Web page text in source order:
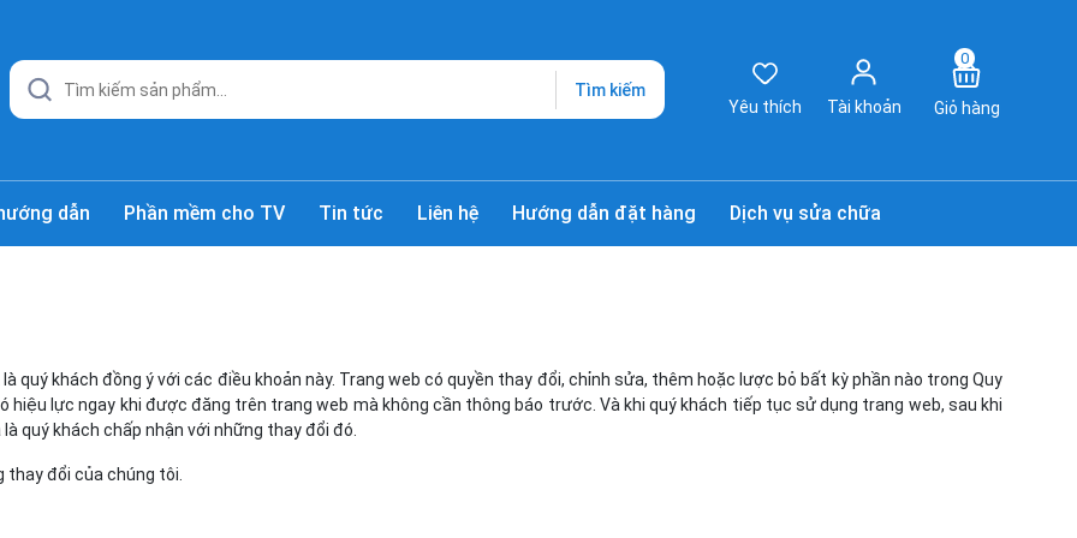
Tìm kiếm
Yêu thích
Tài khoản
0
Giỏ hàng
dẫn Phần mềm cho TV Tin tức Liên hệ Hướng dẫn đặt hàng Dịch vụ sửa chữa
quý khách đồng ý với các điều khoản này. Trang web có quyền thay đổi, chỉnh sửa, thêm hoặc lược bỏ bất kỳ phần nào trong Quy
hiệu lực ngay khi được đăng trên trang web mà không cần thông báo trước. Và khi quý khách tiếp tục sử dụng trang web, sau khi
quý khách chấp nhận với những thay đổi đó.
đổi của chúng tôi.